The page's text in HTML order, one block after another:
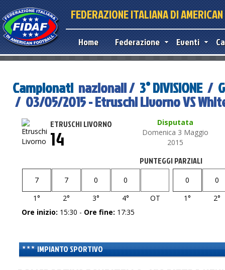
FEDERAZIONE ITALIANA DI
Home Federazione Eventi
Campionati nazionali / 3° DIVISIONE/
/ 03/05/2015 - Etruschi Livorno VS
ETRUSCHI LIVORNO
Disputata
Domenica 3 Maggio
2015
14
PUNTEGGI PARZIALI
7 7 0
0
1°
2° 3° 4° OT
0
0
1°
2°
Ore inizio: 15:30 - Ore fine: 17:35
IMPIANTO SPORTIVO